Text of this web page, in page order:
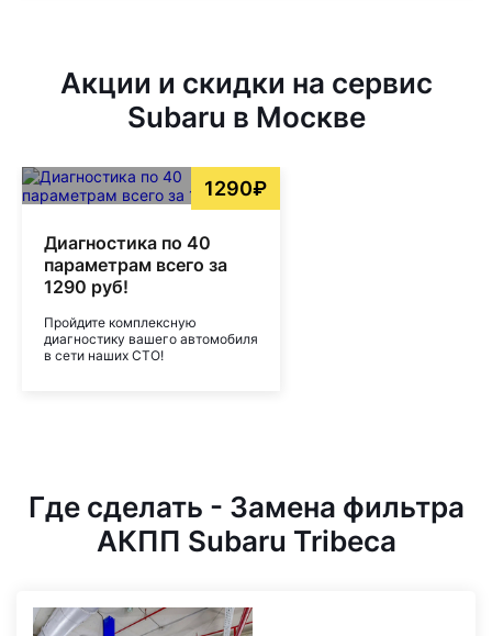
Акции и скидки на сервис
Subaru в Москве
1290₽
Диагностика по 40
параметрам всего за
1290 руб!
Пройдите комплексную
диагностику вашего автомобиля
в сети наших СТО!
Где сделать - Замена фильтра
АКПП Subaru Tribeca